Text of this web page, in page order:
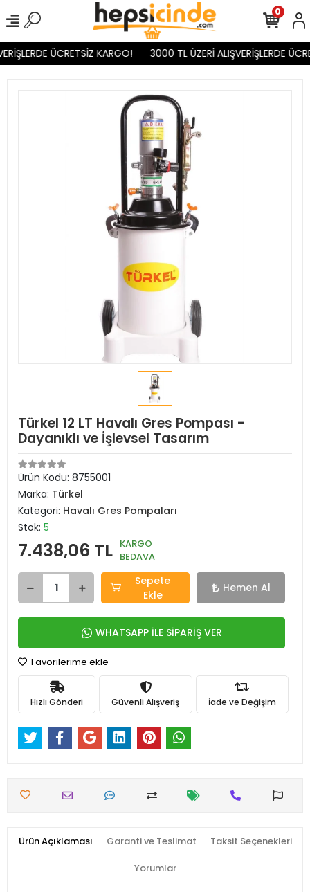
ÜCRETSİZ KARGO! 3000 TL ÜZERİ ALIŞVERİŞLERDE
0
Türkel 12 LT Havalı Gres Pompası -
Dayanıklı ve İşlevsel Tasarım
Ürün Kodu: 8755001
Marka: Türkel
Kategori: Havalı Gres Pompaları
Stok: 5
7.438,06 TL KARGO
BEDAVA
Sepete
Ekle
Hemen Al
WHATSAPP İLE SİPARİŞ VER
Favorilerime ekle
Hızlı Gönderi Güvenli Alışveriş İade ve Değişim
Ürün Açıklaması Garanti ve Teslimat Taksit Seçenekleri
Yorumlar